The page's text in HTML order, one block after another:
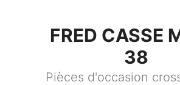
FRED CASSE
38
Pièces d'occasion